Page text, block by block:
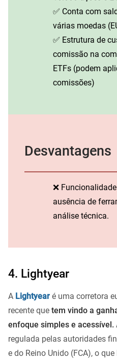
✅ Conta com
várias moedas
✅ Estrutura de
comissão na
ETFs (podem
comissões)
Desvantagens
❌
ausência de
análise técnica.
4. Lightyear
A Lightyear é uma corretora
recente que tem vindo a
enfoque simples e acessível.
regulada pelas autoridades
e do Reino Unido (FCA), o